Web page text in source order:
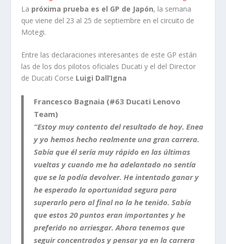
La próxima prueba es el GP de Japón, la semana
que viene del 23 al 25 de septiembre en el circuito de
Motegi.
Entre las declaraciones interesantes de este GP están
las de los dos pilotos oficiales Ducati y el del Director
de Ducati Corse Luigi Dall’Igna
Francesco Bagnaia (#63 Ducati Lenovo
Team)
“Estoy muy contento del resultado de hoy. Enea
y yo hemos hecho realmente una gran carrera.
Sabía que él sería muy rápido en las últimas
vueltas y cuando me ha adelantado no sentía
que se la podía devolver. He intentado ganar y
he esperado la oportunidad segura para
superarlo pero al final no la he tenido. Sabía
que estos 20 puntos eran importantes y he
preferido no arriesgar. Ahora tenemos que
seguir concentrados y pensar ya en la carrera